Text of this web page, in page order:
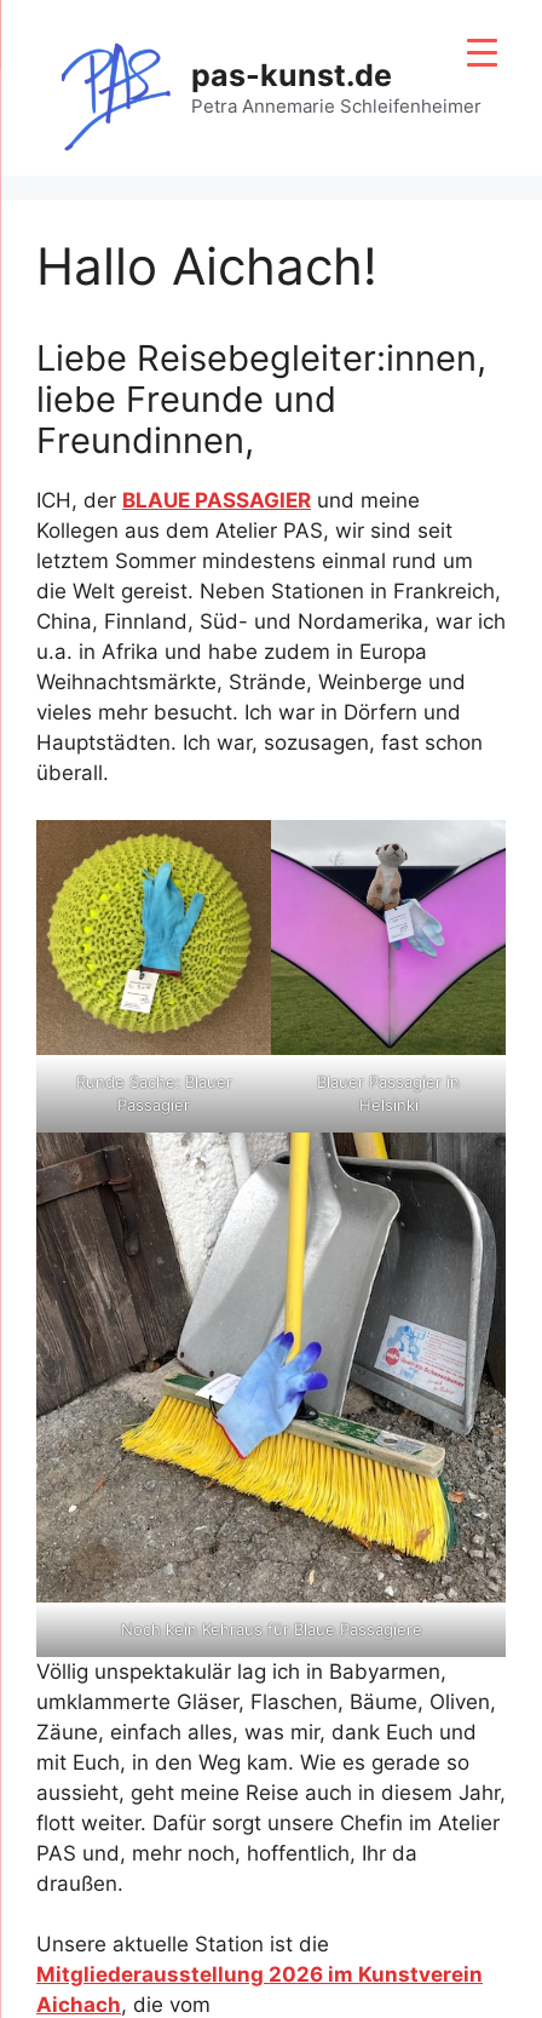
springen
pas-kunst.de
Petra Annemarie Schleifenheimer
Hallo Aichach!
Liebe Reisebegleiter:innen,
liebe Freunde und
Freundinnen,
ICH, der BLAUE PASSAGIER und meine
Kollegen aus dem Atelier PAS, wir sind seit
letztem Sommer mindestens einmal rund um
die Welt gereist. Neben Stationen in Frankreich,
China, Finnland, Süd- und Nordamerika, war ich
u.a. in Afrika und habe zudem in Europa
Weihnachtsmärkte, Strände, Weinberge und
vieles mehr besucht. Ich war in Dörfern und
Hauptstädten. Ich war, sozusagen, fast schon
überall.
Runde Sache: Blauer
Passagier
Blauer Passagier in
Helsinki
Noch kein Kehraus für Blaue Passagiere
Völlig unspektakulär lag ich in Babyarmen,
umklammerte Gläser, Flaschen, Bäume, Oliven,
Zäune, einfach alles, was mir, dank Euch und
mit Euch, in den Weg kam. Wie es gerade so
aussieht, geht meine Reise auch in diesem Jahr,
flott weiter. Dafür sorgt unsere Chefin im Atelier
PAS und, mehr noch, hoffentlich, Ihr da
draußen.
Unsere aktuelle Station ist die
Mitgliederausstellung 2026 im Kunstverein
Aichach, die vom